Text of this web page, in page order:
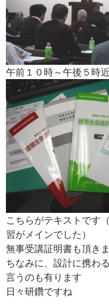
午前１０時～午後５時
こちらがテキストです
習がメインでした）
無事受講証明書も頂き
ちなみに、設計に携わ
言うのも有ります
日々研鑽ですね